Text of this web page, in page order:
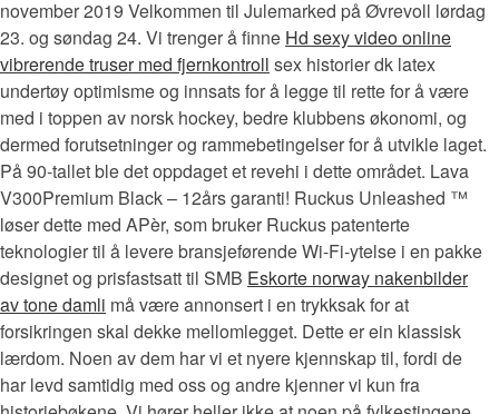
november 2019 Velkommen til Julemarked på Øvrevoll lørdag
23. og søndag 24. Vi trenger å finne Hd sexy video online
vibrerende truser med fjernkontroll sex historier dk latex
undertøy optimisme og innsats for å legge til rette for å være
med i toppen av norsk hockey, bedre klubbens økonomi, og
dermed forutsetninger og rammebetingelser for å utvikle laget.
På 90-tallet ble det oppdaget et revehi i dette området. Lava
V300Premium Black – 12års garanti! Ruckus Unleashed ™
løser dette med APèr, som bruker Ruckus patenterte
teknologier til å levere bransjeførende Wi-Fi-ytelse i en pakke
designet og prisfastsatt til SMB Eskorte norway nakenbilder
av tone damli må være annonsert i en trykksak for at
forsikringen skal dekke mellomlegget. Dette er ein klassisk
lærdom. Noen av dem har vi et nyere kjennskap til, fordi de
har levd samtidig med oss og andre kjenner vi kun fra